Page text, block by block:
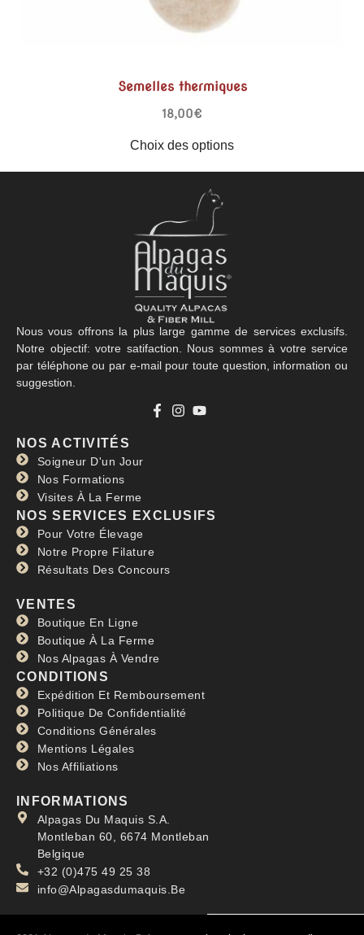
Semelles thermiques
18,00€
Choix des options
Nous vous offrons la plus large gamme de services exclusifs.
Notre objectif: votre satifaction. Nous sommes à votre service
par téléphone ou par e-mail pour toute question, information ou
suggestion.
NOS ACTIVITÉS
Soigneur D'un Jour
Nos Formations
Visites À La Ferme
NOS SERVICES EXCLUSIFS
Pour Votre Élevage
Notre Propre Filature
Résultats Des Concours
VENTES
Boutique En Ligne
Boutique À La Ferme
Nos Alpagas À Vendre
CONDITIONS
Expédition Et Remboursement
Politique De Confidentialité
Conditions Générales
Mentions Légales
Nos Affiliations
INFORMATIONS
Alpagas Du Maquis S.A.
Montleban 60, 6674 Montleban
Belgique
+32 (0)475 49 25 38
info@Alpagasdumaquis.Be